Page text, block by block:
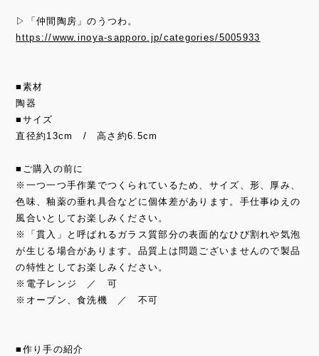
▷「仲間陶房」のうつわ。
https://www.inoya-sapporo.jp/categories/5005933
■素材
陶器
■サイズ
直径約13cm / 高さ約6.5cm
■ご購入の前に
※一つ一つ手作業でつくられているため、サイズ、形、厚み、
色味、釉薬の垂れ具合などに個体差があります。手仕事ゆえの
風合いとしてお楽しみください。
※「貫入」と呼ばれるガラス質部分の表面的なひび割れや気泡
が生じる場合があります。品質上は問題ございませんので製品
の特性としてお楽しみください。
※電子レンジ ／ 可
※オーブン、食洗機 ／ 不可
■作り手の紹介